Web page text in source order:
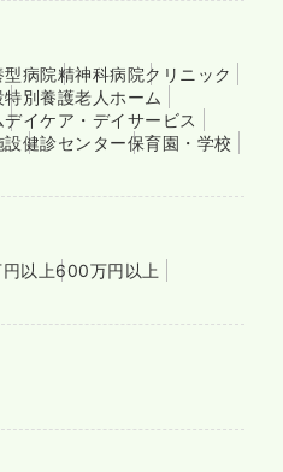
型病院精神科病院クリニック
特別養護老人ホーム
デイケア・デイサービス
設健診センター保育園・学校
以上600万円以上